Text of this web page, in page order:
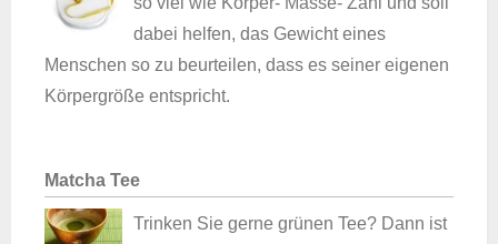
dabei helfen, das Gewicht eines
Menschen so zu beurteilen, dass es seiner eigenen
Körpergröße entspricht.
Matcha Tee
Trinken Sie gerne grünen Tee? Dann ist